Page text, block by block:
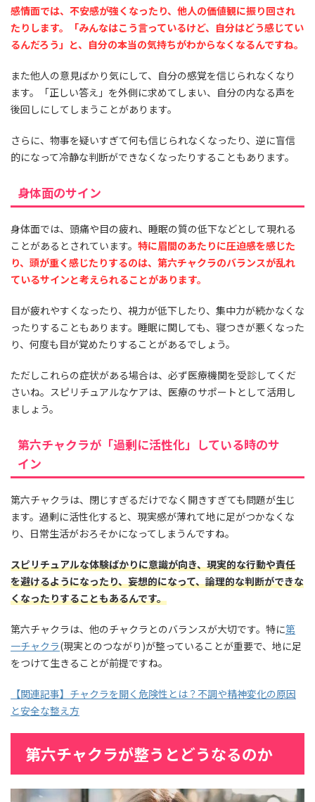
感情面では、不安感が強くなったり、他人の価値観に振り回され
たりします。「みんなはこう言っているけど、自分はどう感じてい
るんだろう」と、自分の本当の気持ちがわからなくなるんですね。
また他人の意見ばかり気にして、自分の感覚を信じられなくなり
ます。「正しい答え」を外側に求めてしまい、自分の内なる声を
後回しにしてしまうことがあります。
さらに、物事を疑いすぎて何も信じられなくなったり、逆に盲信
的になって冷静な判断ができなくなったりすることもあります。
身体面のサイン
身体面では、頭痛や目の疲れ、睡眠の質の低下などとして現れる
ことがあるとされています。 特に眉間のあたりに圧迫感を感じた
り、頭が重く感じたりするのは、第六チャクラのバランスが乱れ
ているサインと考えられることがあります。
目が疲れやすくなったり、視力が低下したり、集中力が続かなくな
ったりすることもあります。睡眠に関しても、寝つきが悪くなった
り、何度も目が覚めたりすることがあるでしょう。
ただしこれらの症状がある場合は、必ず医療機関を受診してくだ
さいね。スピリチュアルなケアは、医療のサポートとして活用し
ましょう。
第六チャクラが「過剰に活性化」している時のサ
イン
第六チャクラは、閉じすぎるだけでなく開きすぎても問題が生じ
ます。過剰に活性化すると、現実感が薄れて地に足がつかなくな
り、日常生活がおろそかになってしまうんですね。
スピリチュアルな体験ばかりに意識が向き、現実的な行動や責任
を避けるようになったり、妄想的になって、論理的な判断ができな
くなったりすることもあるんです。
第六チャクラは、他のチャクラとのバランスが大切です。特に第
一チャクラ(現実とのつながり)が整っていることが重要で、地に足
をつけて生きることが前提ですね。
【関連記事】チャクラを開く危険性とは？不調や精神変化の原因
と安全な整え方
第六チャクラが整うとどうなるのか